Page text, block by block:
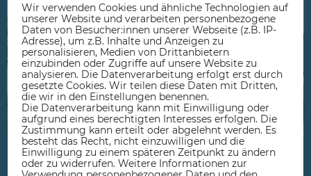
Kaufen Sie Ihre IT Ausrüstung,
Wir verwenden Cookies und ähnliche Technologien auf
unserer Website und verarbeiten personenbezogene
Daten von Besucher:innen unserer Webseite (z.B. IP-
Adresse), um z.B. Inhalte und Anzeigen zu
personalisieren, Medien von Drittanbietern
einzubinden oder Zugriffe auf unsere Website zu
analysieren. Die Datenverarbeitung erfolgt erst durch
gesetzte Cookies. Wir teilen diese Daten mit Dritten,
die wir in den Einstellungen benennen.
Die Datenverarbeitung kann mit Einwilligung oder
aufgrund eines berechtigten Interesses erfolgen. Die
Zustimmung kann erteilt oder abgelehnt werden. Es
besteht das Recht, nicht einzuwilligen und die
Einwilligung zu einem späteren Zeitpunkt zu ändern
oder zu widerrufen. Weitere Informationen zur